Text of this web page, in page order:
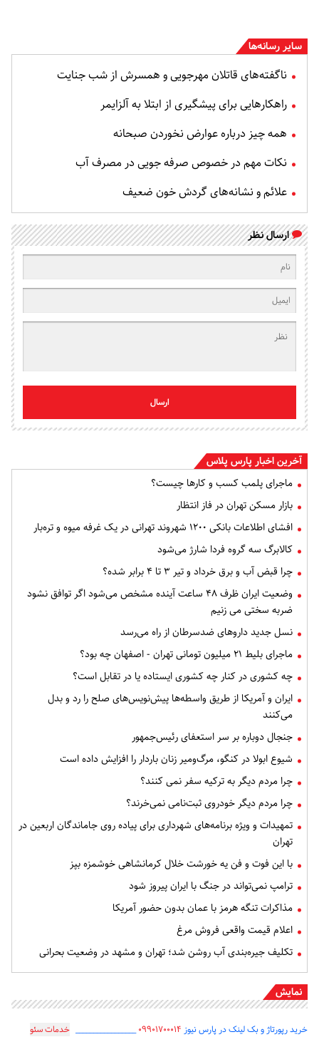
سایر رسانه‌ها
ناگفته‌های قاتلان مهرجویی و همسرش از شب جنایت
راهکارهایی برای پیشگیری از ابتلا به آلزایمر
همه چیز درباره عوارض نخوردن صبحانه
نکات مهم در خصوص صرفه جویی در مصرف آب
علائم و نشانه‌های گردش خون ضعیف
ارسال نظر
ارسال
آخرین اخبار پارس پلاس
ماجرای پلمب کسب و کارها چیست؟
بازار مسکن تهران در فاز انتظار
افشای اطلاعات بانکی ۱۲۰۰ شهروند تهرانی در یک غرفه میوه و تره‌بار
کالابرگ سه گروه فردا شارژ می‌شود
چرا قبض آب و برق خرداد و تیر ۳ تا ۴ برابر شده؟
وضعیت ایران ظرف ۴۸ ساعت آینده مشخص می‌شود اگر توافق نشود
ضربه سختی می زنیم
نسل جدید داروهای ضدسرطان از راه می‌رسد
ماجرای بلیط ۲۱ میلیون تومانی تهران - اصفهان چه بود؟
چه کشوری در کنار چه کشوری ایستاده یا در تقابل است؟
ایران و آمریکا از طریق واسطه‌ها پیش‌نویس‌های صلح را رد و بدل
می‌کنند
جنجال دوباره بر سر استعفای رئیس‌جمهور
شیوع ابولا در کنگو، مرگ‌ومیر زنان باردار را افزایش داده است
چرا مردم دیگر به ترکیه سفر نمی کنند؟
چرا مردم دیگر خودروی ثبت‌نامی نمی‌خرند؟
تمهیدات و ویژه برنامه‌های شهرداری برای پیاده روی جاماندگان اربعین در
تهران
با این فوت و فن یه خورشت خلال کرمانشاهی خوشمزه بپز
ترامپ نمی‌تواند در جنگ با ایران پیروز شود
مذاکرات تنگه هرمز با عمان بدون حضور آمریکا
اعلام قیمت واقعی فروش مرغ
تکلیف جیره‌بندی آب روشن شد؛ تهران و مشهد در وضعیت بحرانی
نمایش
خرید رپورتاژ و بک لینک در پارس نیوز ۰۹۹۰۱۷۰۰۰۱۴_________________ خدمات سئو